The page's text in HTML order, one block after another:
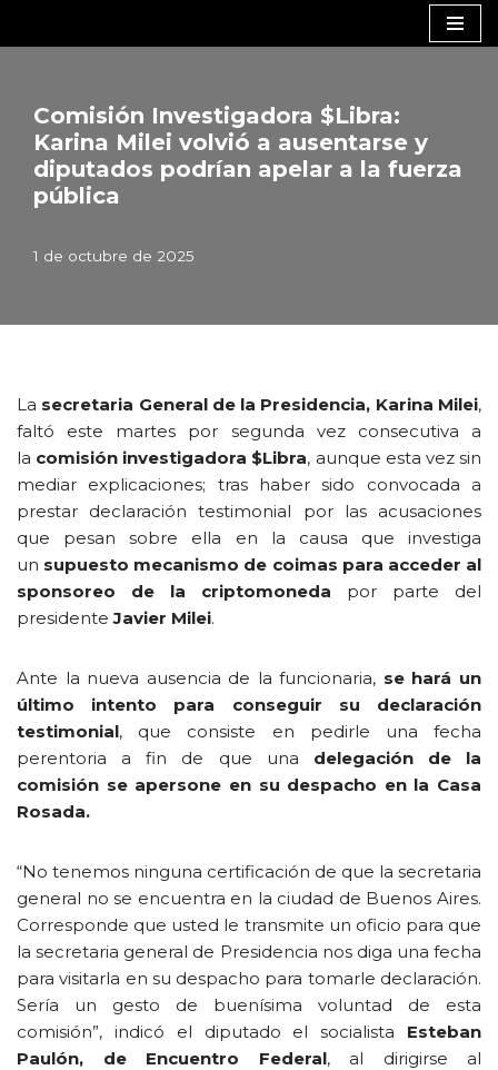
contenido
Comisión Investigadora $Libra:
Karina Milei volvió a ausentarse y
diputados podrían apelar a la fuerza
pública
1 de octubre de 2025
La secretaria General de la Presidencia, Karina Milei,
faltó este martes por segunda vez consecutiva a
la comisión investigadora $Libra, aunque esta vez sin
mediar explicaciones; tras haber sido convocada a
prestar declaración testimonial por las acusaciones
que pesan sobre ella en la causa que investiga
un supuesto mecanismo de coimas para acceder al
sponsoreo de la criptomoneda por parte del
presidenteJavier Milei.
Ante la nueva ausencia de la funcionaria, se hará un
último intento para conseguir su declaración
testimonial, que consiste en pedirle una fecha
perentoria a fin de que una delegación de la
comisión se apersone en su despacho en la Casa
Rosada.
“No tenemos ninguna certificación de que la secretaria
general no se encuentra en la ciudad de Buenos Aires.
Corresponde que usted le transmite un oficio para que
la secretaria general de Presidencia nos diga una fecha
para visitarla en su despacho para tomarle declaración.
Sería un gesto de buenísima voluntad de esta
comisión”, indicó el diputado el socialista Esteban
Paulón, de Encuentro Federal, al dirigirse al